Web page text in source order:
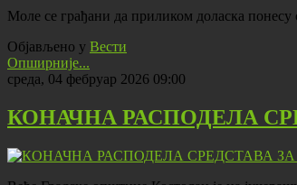
Моле се грађани да приликом доласка понесу
Објављено у Вести
Опширније...
среда, 04 фебруар 2026 09:00
КОНАЧНА РАСПОДЕЛА